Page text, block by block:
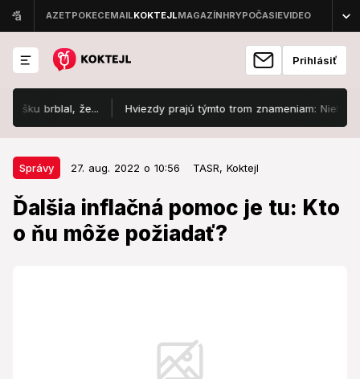
Prihlásiť
brblal, že... Hviezdy prajú týmto trom znameniam: Niekoho
Správy 27. aug. 2022 o 10:56 TASR, Koktejl
Ďalšia inflačná pomoc je tu: Kto
o ňu môže požiadať?
Správy 27. aug. 2022 o 10:56
Ďalšia inflačná pomoc je tu: Kto o
ňu môže požiadať?